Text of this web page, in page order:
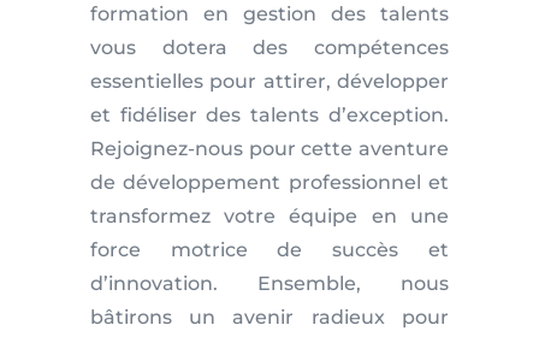
formation en gestion des talents
vous dotera des compétences
essentielles pour attirer, développer
et fidéliser des talents d’exception.
Rejoignez-nous pour cette aventure
de développement professionnel et
transformez votre équipe en une
force motrice de succès et
d’innovation. Ensemble, nous
bâtirons un avenir radieux pour